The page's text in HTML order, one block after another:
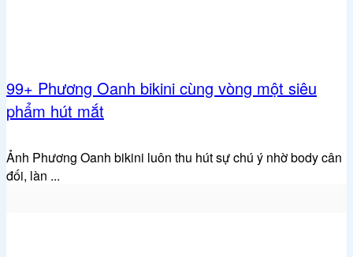
99+ Phương Oanh bikini cùng vòng một siêu
phẩm hút mắt
Ảnh Phương Oanh bikini luôn thu hút sự chú ý nhờ body cân
đối, làn ...